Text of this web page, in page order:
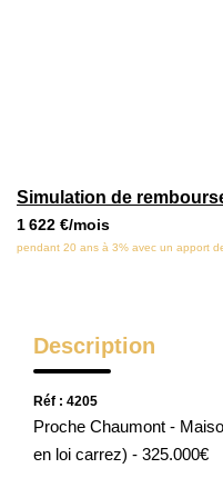
Simulation de
1 622 €/mois
pendant 20 ans à 3% avec un apport
Description
Réf : 4205
Proche Chaumont -
en loi carrez) - 325.000€